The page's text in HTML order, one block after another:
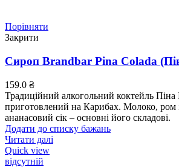
Порівняти
Закрити
Сироп Brandbar Pina Colada
159.0 ₴
Традиційний алкогольний коктейль
приготовлений на Карибах. Молоко, ром
ананасовий сік – основні його складові.
Додати до списку бажань
Читати далі
Quick view
відсутній